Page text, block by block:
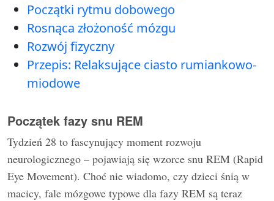
Początki rytmu dobowego
Rosnąca złożoność mózgu
Rozwój fizyczny
Przepis: Relaksujące ciasto rumiankowo-
miodowe
Początek fazy snu REM
Tydzień 28 to fascynujący moment rozwoju
neurologicznego – pojawiają się wzorce snu REM (Rapid
Eye Movement). Choć nie wiadomo, czy dzieci śnią w
macicy, fale mózgowe typowe dla fazy REM są teraz